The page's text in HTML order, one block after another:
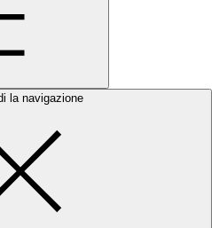
la navigazione